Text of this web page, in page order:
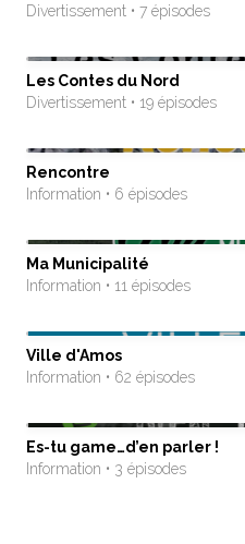
Divertissement • 7 épisodes
Les Contes du Nord
Divertissement • 19 épisodes
Rencontre
Information • 6 épisodes
Ma Municipalité
Information • 11 épisodes
Ville d'Amos
Information • 62 épisodes
Es-tu game…d’en parler !
Information • 3 épisodes